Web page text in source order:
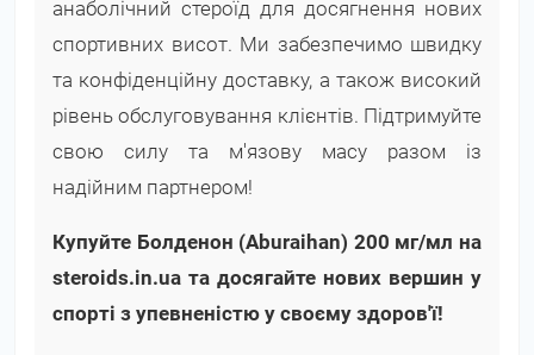
анаболічний стероїд для досягнення нових
спортивних висот. Ми забезпечимо швидку
та конфіденційну доставку, а також високий
рівень обслуговування клієнтів. Підтримуйте
свою силу та м'язову масу разом із
надійним партнером!
Купуйте Болденон (Aburaihan) 200 мг/мл на
steroids.in.ua та досягайте нових вершин у
спорті з упевненістю у своєму здоров'ї!